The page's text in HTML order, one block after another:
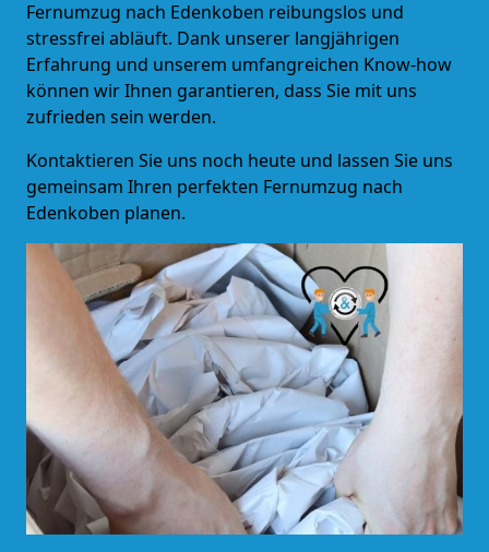
Fernumzug nach Edenkoben reibungslos und
stressfrei abläuft. Dank unserer langjährigen
Erfahrung und unserem umfangreichen Know-how
können wir Ihnen garantieren, dass Sie mit uns
zufrieden sein werden.
Kontaktieren Sie uns noch heute und lassen Sie uns
gemeinsam Ihren perfekten Fernumzug nach
Edenkoben planen.